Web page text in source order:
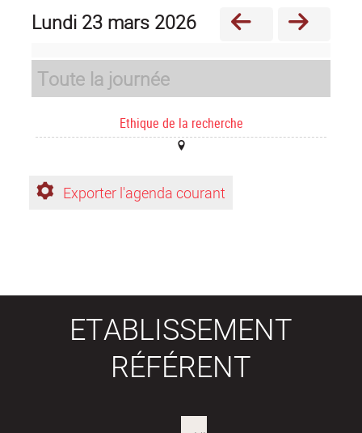
lundi 23 mars 2026
Toute la journée
Ethique de la recherche
Exporter l'agenda courant
ETABLISSEMENT
RÉFÉRENT